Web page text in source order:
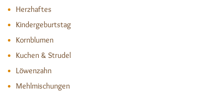
Herzhaftes
Kindergeburtstag
Kornblumen
Kuchen & Strudel
Löwenzahn
Mehlmischungen